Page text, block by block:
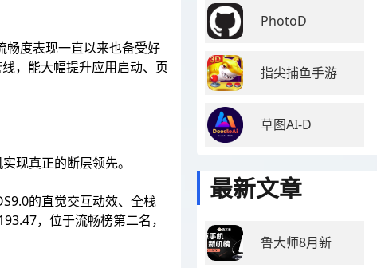
度表现一直以来也备受好
，能大幅提升应用启动、页
现真正的断层领先。
的直觉交互动效、全栈
，位于流畅榜第二名，
PhotoD
指尖捕鱼手游
草图AI-D
最新文章
鲁大师8月新